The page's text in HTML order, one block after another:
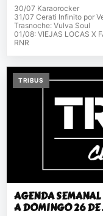
30/07 Karaorocker
31/07 Cerati Infinito por
Trasnoche: Vulva Soul
01/08: VIEJAS LOCAS X
RNR
TRIBUS
AGENDA SEMANAL
A DOMINGO 26 DE